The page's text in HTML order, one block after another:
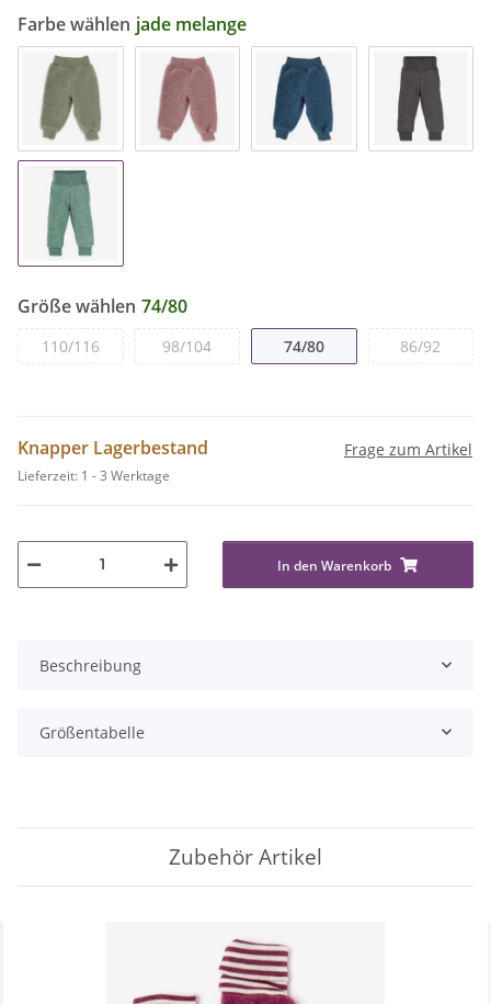
Farbe wählen jade melange
Größe wählen 74/80
110/116 98/104 74/80 86/92
Knapper Lagerbestand
Lieferzeit: 1 - 3 Werktage
Frage zum Artikel
In den Warenkorb
Beschreibung
Größentabelle
Zubehör Artikel